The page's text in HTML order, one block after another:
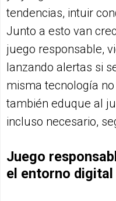
tendencias, intuir
Junto a esto van
juego responsable,
lanzando alertas si
misma tecnología
también eduque al
incluso necesario,
Juego
el entorno digital